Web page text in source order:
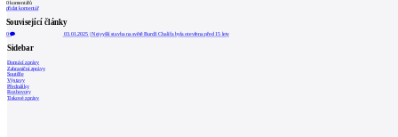
0komentářů
přidat komentář
Související články
0 03.01.2025 |Nejvyšší stavba na světě Burdž Chalífa byla otevřena před 15 lety
Sidebar
Domácí zprávy
Zahraniční zprávy
Soutěže
Výstavy
Přednášky
Rozhovory
Tiskové zprávy